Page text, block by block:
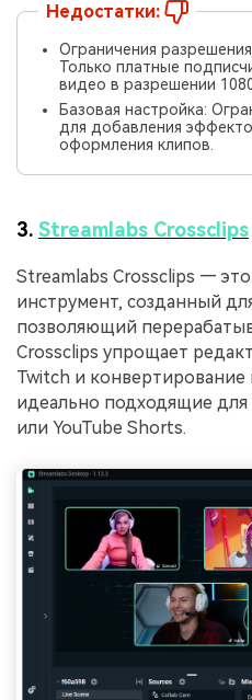
Недостатки:
Ограничения
Только платные
видео в разрешении
Базовая настройка:
для добавления
оформления клипов.
3. Streamlabs Crossclips
Streamlabs Crossclips —
инструмент, созданный
позволяющий
Crossclips упрощает
Twitch и конвертирование
идеально подходящие для
или YouTube Shorts.